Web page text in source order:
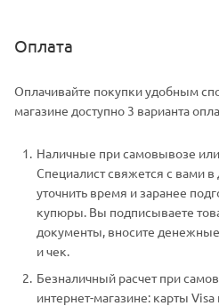
Оплата
Оплачивайте покупки удобным
магазине доступно 3 варианта
Наличные при самовывозе
Специалист свяжется с вами в
уточнить время и заранее
купюры. Вы подписываете
документы, вносите денежные
и чек.
Безналичный расчет при
интернет-магазине: карты